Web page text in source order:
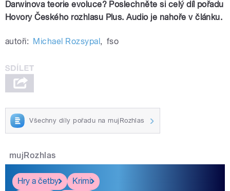
Darwinova teorie evoluce? Poslechněte si celý díl pořadu
Hovory Českého rozhlasu Plus. Audio je nahoře v článku.
autoři: Michael Rozsypal , fso
Všechny díly pořadu na mujRozhlas
mujRozhlas
Hry a četby
Krimi